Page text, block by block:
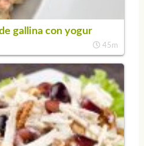
gallina con yogur
45m